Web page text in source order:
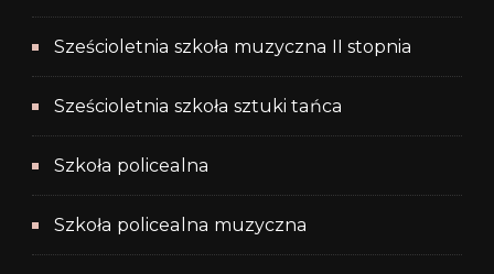
Sześcioletnia szkoła muzyczna II stopnia
Sześcioletnia szkoła sztuki tańca
Szkoła policealna
Szkoła policealna muzyczna